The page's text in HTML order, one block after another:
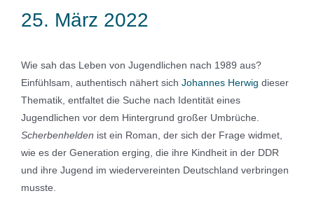
25. März 2022
Wie sah das Leben von Jugendlichen nach 1989 aus?
Einfühlsam, authentisch nähert sich Johannes Herwig dieser
Thematik, entfaltet die Suche nach Identität eines
Jugendlichen vor dem Hintergrund großer Umbrüche.
Scherbenhelden ist ein Roman, der sich der Frage widmet,
wie es der Generation erging, die ihre Kindheit in der DDR
und ihre Jugend im wiedervereinten Deutschland verbringen
musste.